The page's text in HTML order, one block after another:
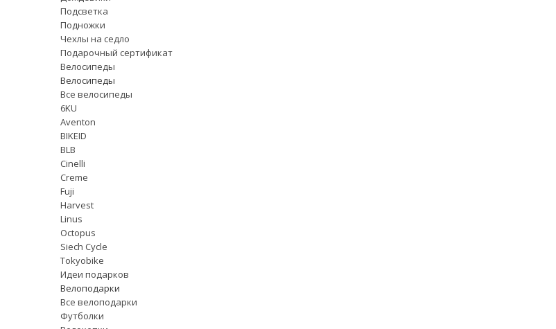
Подсветка
Подножки
Чехлы на седло
Подарочный сертификат
Велосипеды
Велосипеды
Все велосипеды
6KU
Aventon
BIKEID
BLB
Cinelli
Creme
Fuji
Harvest
Linus
Octopus
Siech Cycle
Tokyobike
Идеи подарков
Велоподарки
Все велоподарки
Футболки